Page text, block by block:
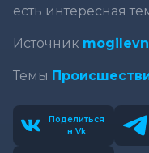
есть интересная
Источник
Темы
Поделиться
в Vk